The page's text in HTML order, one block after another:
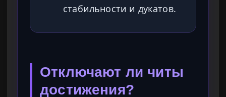
стабильности и дукатов.
Отключают ли читы
достижения?